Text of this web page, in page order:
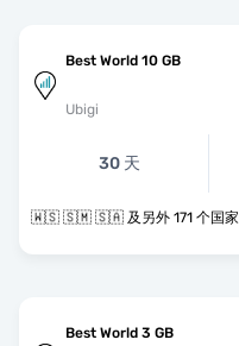
Best World 10 GB
Ubigi
30 天
🇼🇸 🇸🇲 🇸🇦 及另外 171 个
Best World 3 GB